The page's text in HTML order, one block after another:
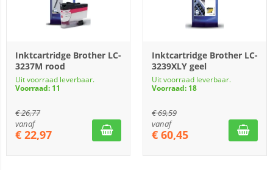
Inktcartridge Brother LC-
3237M rood
Uit voorraad leverbaar.
Voorraad: 11
€26,77
vanaf
€ 22,97
Inktcartridge Brother LC-
3239XLY geel
Uit voorraad leverbaar.
Voorraad: 18
€69,59
vanaf
€ 60,45